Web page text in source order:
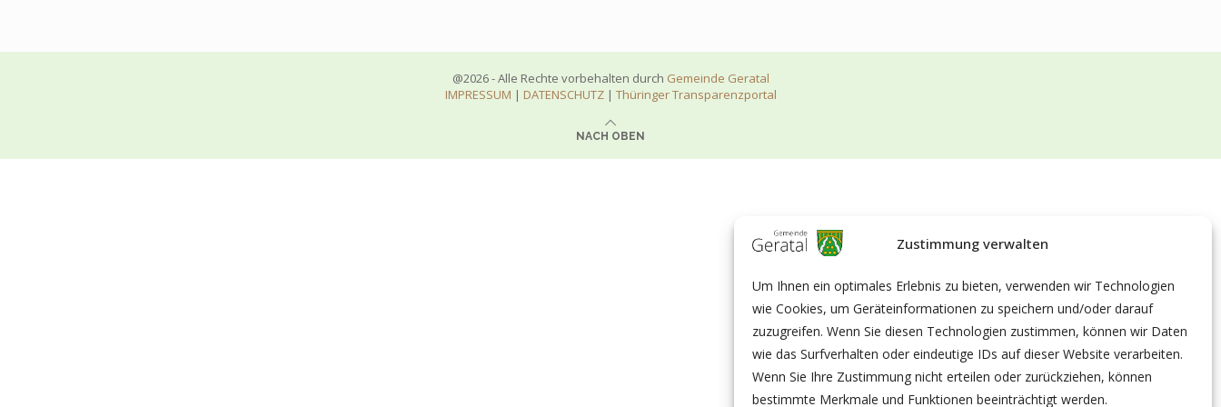
Zustimmung verwalten
Um Ihnen ein optimales Erlebnis zu bieten, verwenden wir Technologien
wie Cookies, um Geräteinformationen zu speichern und/oder darauf
zuzugreifen. Wenn Sie diesen Technologien zustimmen, können wir Daten
wie das Surfverhalten oder eindeutige IDs auf dieser Website verarbeiten.
Wenn Sie Ihre Zustimmung nicht erteilen oder zurückziehen, können
bestimmte Merkmale und Funktionen beeinträchtigt werden.
@2026 - Alle Rechte vorbehalten durch Gemeinde Geratal
IMPRESSUM | DATENSCHUTZ| Thüringer Transparenzportal
NACH OBEN